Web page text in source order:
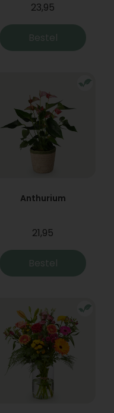
23,95
Bestel
Anthurium
21,95
Bestel